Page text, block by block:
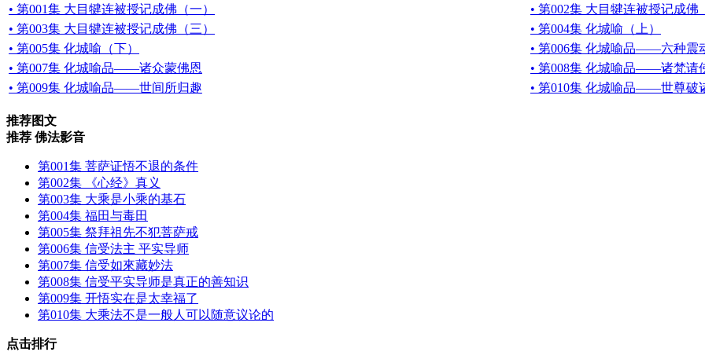
• 第001集 大目犍连被授记成佛（一）
• 第002集 大目犍连被授记成佛
• 第003集 大目犍连被授记成佛（三）
• 第004集 化城喻（上）
• 第005集 化城喻（下）
• 第006集 化城喻品——六种震
• 第007集 化城喻品——诸众蒙佛恩
• 第008集 化城喻品——诸梵请
• 第009集 化城喻品——世间所归趣
• 第010集 化城喻品——世尊破
推荐图文
推荐 佛法影音
第001集 菩萨证悟不退的条件
第002集 《心经》真义
第003集 大乘是小乘的基石
第004集 福田与毒田
第005集 祭拜祖先不犯菩萨戒
第006集 信受法主 平实导师
第007集 信受如來藏妙法
第008集 信受平实导师是真正的善知识
第009集 开悟实在是太幸福了
第010集 大乘法不是一般人可以随意议论的
点击排行